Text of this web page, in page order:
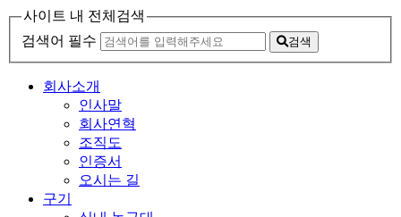
사이트 내 전체검색
검색어 필수
검색
회사소개
인사말
회사연혁
조직도
인증서
오시는 길
구기